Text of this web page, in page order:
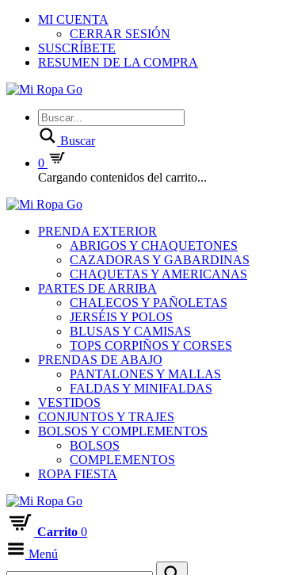
MI CUENTA
CERRAR SESIÓN
SUSCRÍBETE
RESUMEN DE LA COMPRA
Buscar
0
Cargando contenidos del carrito...
PRENDA EXTERIOR
ABRIGOS Y CHAQUETONES
CAZADORAS Y GABARDINAS
CHAQUETAS Y AMERICANAS
PARTES DE ARRIBA
CHALECOS Y PAÑOLETAS
JERSÉIS Y POLOS
BLUSAS Y CAMISAS
TOPS CORPIÑOS Y CORSES
PRENDAS DE ABAJO
PANTALONES Y MALLAS
FALDAS Y MINIFALDAS
VESTIDOS
CONJUNTOS Y TRAJES
BOLSOS Y COMPLEMENTOS
BOLSOS
COMPLEMENTOS
ROPA FIESTA
Carrito 0
Menú